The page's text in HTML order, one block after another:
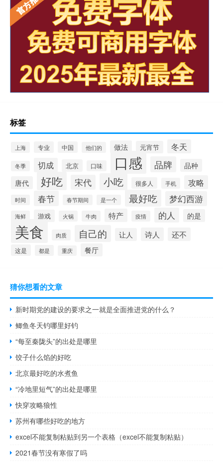
标签
上海 专业 中国 他们的 做法 元宵节 冬天
冬季 切成 北京 口味 口感 品牌
品种
唐代
好吃 宋代 小吃 很多人 手机 攻略
时间 春节 春节期间 是一个 最好吃 梦幻西游
海鲜 游戏 火锅 牛肉 特产 疫情 的人 的是
美食 肉质 自己的 让人 诗人 还不
这是 都是 重庆 餐厅
猜你想看的文章
新时期党的建设的要求之一就是全面推进党的什么？
鲫鱼冬天钓哪里好钓
“每至秦陇头”的出处是哪里
饺子什么馅的好吃
北京最好吃的水煮鱼
“冷地里短气”的出处是哪里
快穿攻略狼性
苏州有哪些好吃的地方
excel不能复制粘贴到另一个表格（excel不能复制粘贴）
2021春节没有寒假了吗